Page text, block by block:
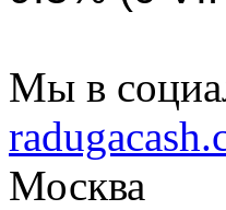
Мы в
Москва